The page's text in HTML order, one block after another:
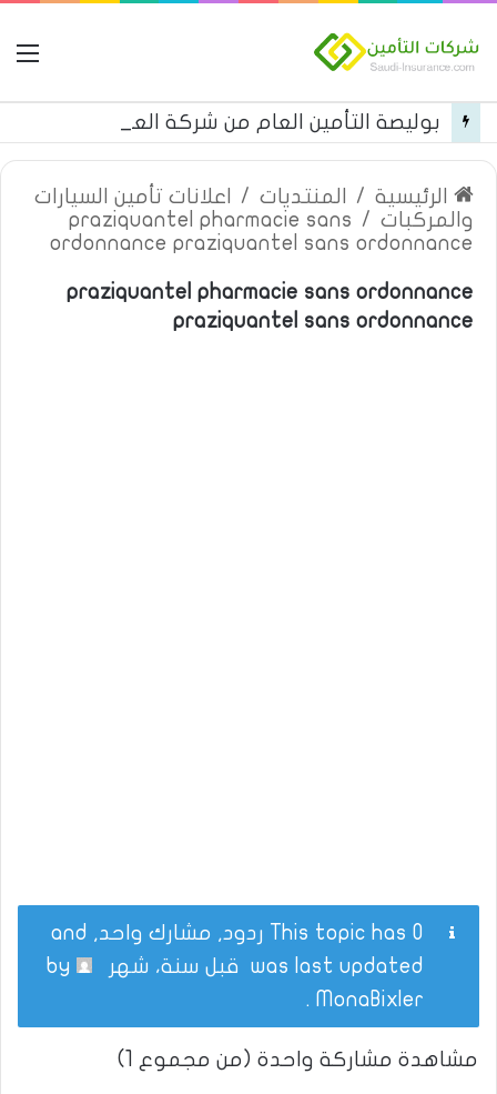
الرئيسية / المنتديات /
اعلانات تأمين السيارات
والمركبات /
praziquantel pharmacie sans
ordonnance praziquantel sans ordonnance
praziquantel pharmacie sans ordonnance
praziquantel sans ordonnance
This topic has 0 ردود, مشارك واحد, and
was last updated قبل سنة، شهر
MonaBixler
.
مشاهدة مشاركة واحدة (من مجموع 1)